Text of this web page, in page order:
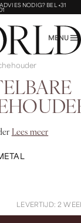
NODIG? BEL +31
MENU
Lees meer
LEVERTIJD: 2